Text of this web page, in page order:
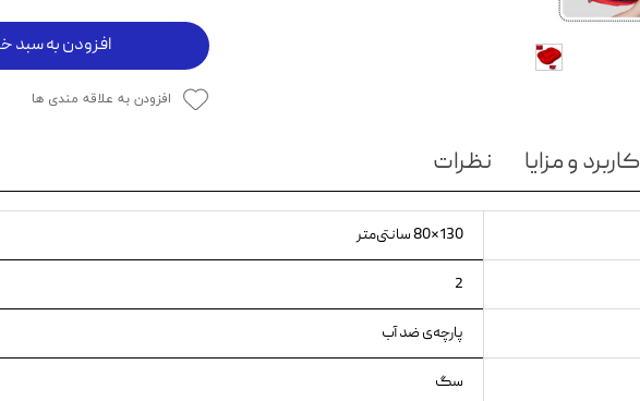
افزودن به سبد
افزودن به علاقه مندی ها
کاربرد و مزایا نظرات
130×80 سانتی‌متر
2
پارچه‌ی ضد آب
سگ